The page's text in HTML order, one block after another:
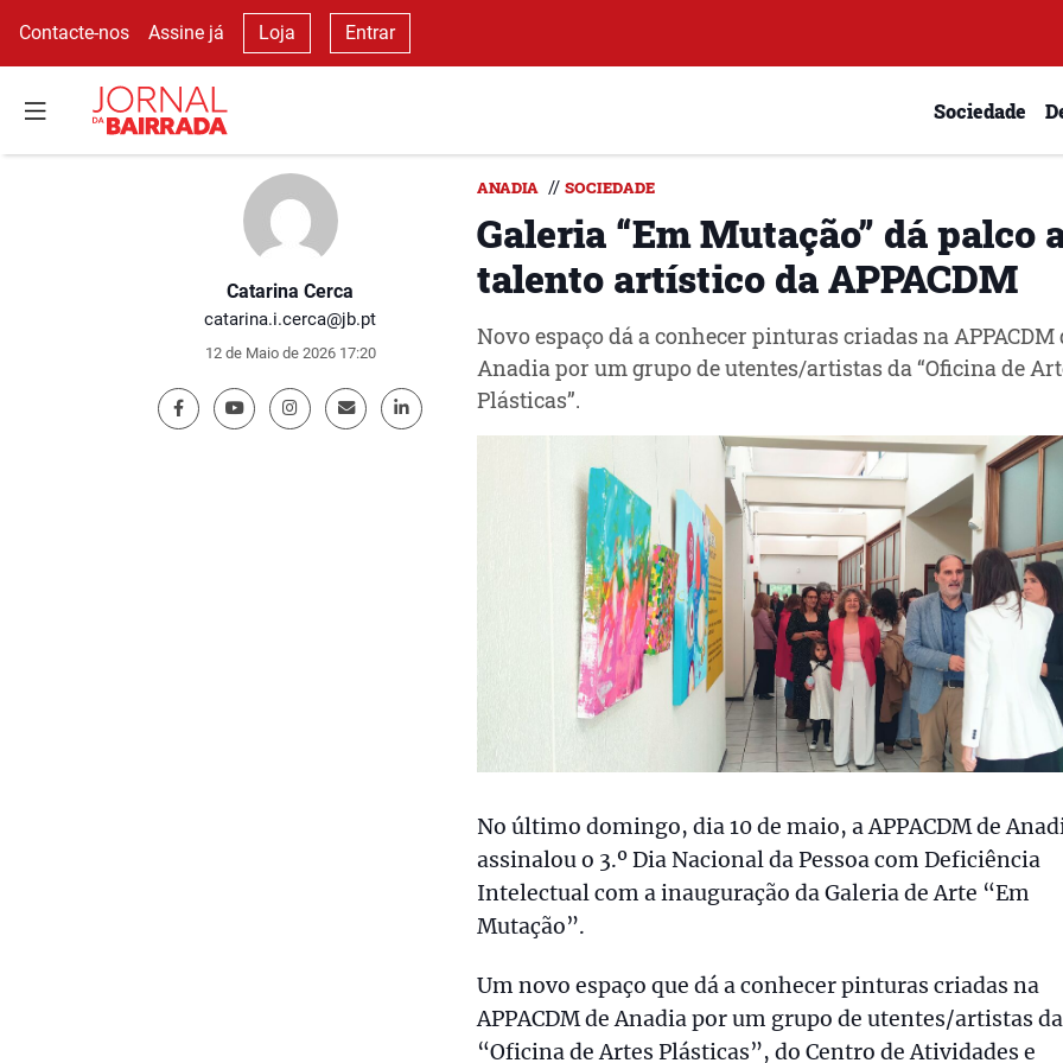
Contacte-nos Assine já Loja Entrar
Sociedade
Catarina Cerca
catarina.i.cerca@jb.pt
12 de Maio de 2026 17:20
ANADIA // SOCIEDADE
Galeria “Em Mutação” dá palco
talento artístico da APPACDM
Novo espaço dá a conhecer pinturas criadas na APPACDM
Anadia por um grupo de utentes/artistas da “Oficina de
Plásticas”.
No último domingo, dia 10 de maio, a APPACDM de
assinalou o 3.º Dia Nacional da Pessoa com Deficiência
Intelectual com a inauguração da Galeria de Arte “Em
Mutação”.
Um novo espaço que dá a conhecer pinturas criadas na
APPACDM de Anadia por um grupo de utentes/artistas da
“Oficina de Artes Plásticas”, do Centro de Atividades e